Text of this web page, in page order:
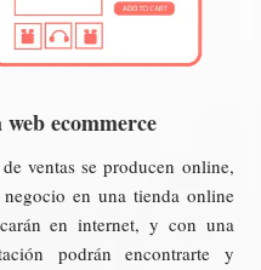
ecommerce
ventas se producen online,
en una tienda online
en internet, y con una
podrán encontrarte y